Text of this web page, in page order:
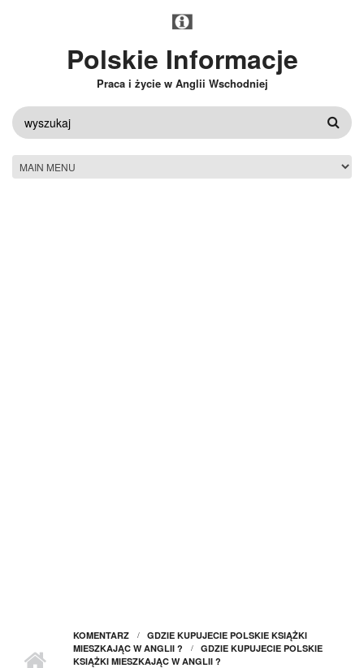
Polskie Informacje
Praca i życie w Anglii Wschodniej
FORMULARZ
WYSZUKIWANIA
KOMENTARZ
GDZIE KUPUJECIE POLSKIE KSIĄŻKI
MIESZKAJĄC W ANGLII ?
GDZIE KUPUJECIE POLSKIE
KSIĄŻKI MIESZKAJĄC W ANGLII ?